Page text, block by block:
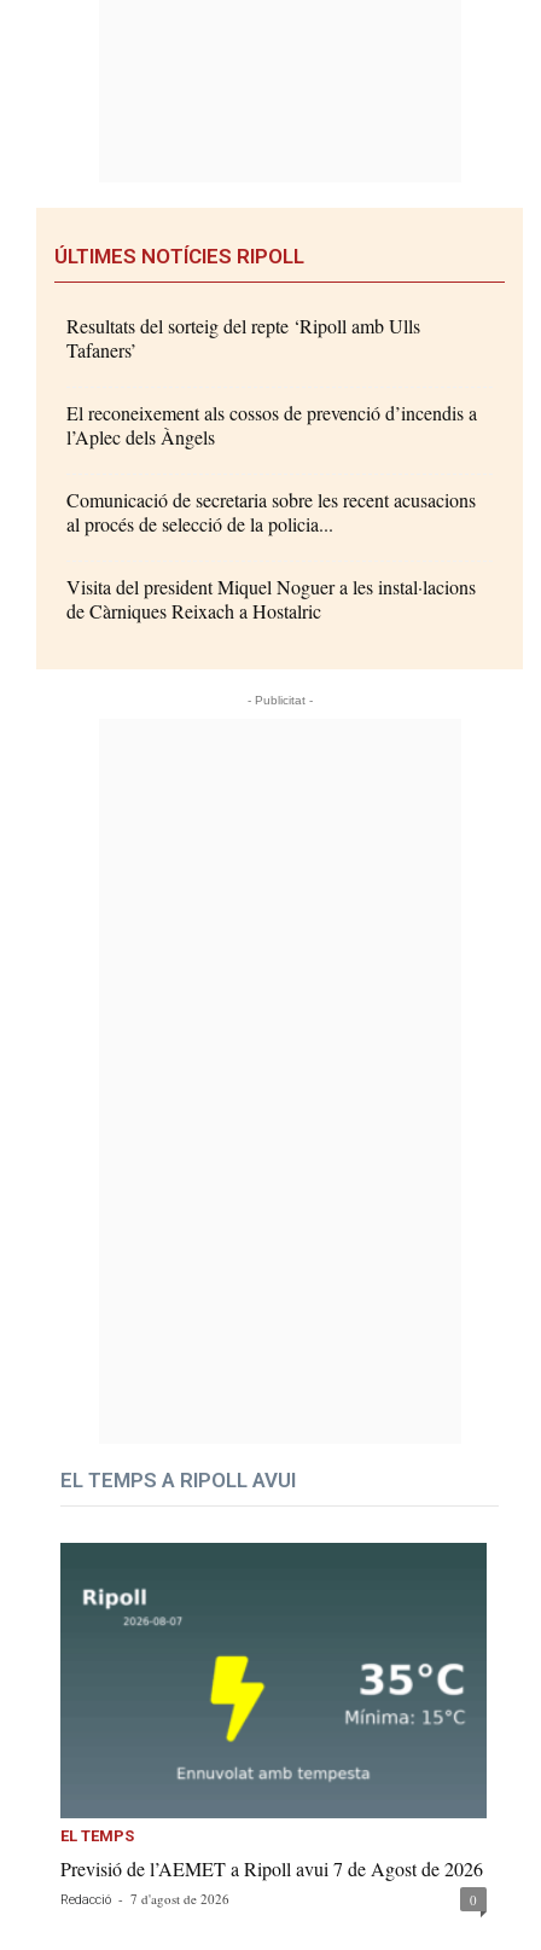
ÚLTIMES NOTÍCIES RIPOLL
Resultats del sorteig del repte ‘Ripoll amb Ulls
Tafaners’
El reconeixement als cossos de prevenció d’incendis a
l’Aplec dels Àngels
Comunicació de secretaria sobre les recent acusacions
al procés de selecció de la policia...
Visita del president Miquel Noguer a les instal·lacions
de Càrniques Reixach a Hostalric
- Publicitat -
EL TEMPS A RIPOLL AVUI
EL TEMPS
Previsió de l’AEMET a Ripoll avui 7 de Agost de 2026
Redacció - 7 d'agost de 2026 0